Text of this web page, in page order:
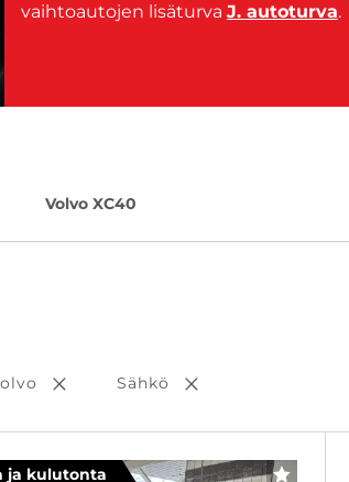
vaihtoautojen lisäturva J. autoturva.
Volvo XC40
Poista valinta
Sähkö Poista valinta
ja kulutonta